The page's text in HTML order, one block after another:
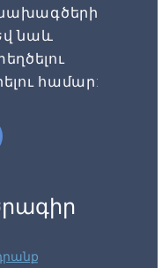
նաև
համար: